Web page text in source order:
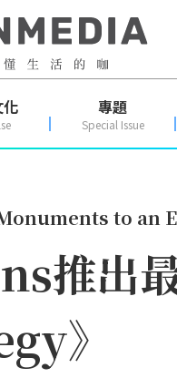
專題
Special Issue
to an
推出
》